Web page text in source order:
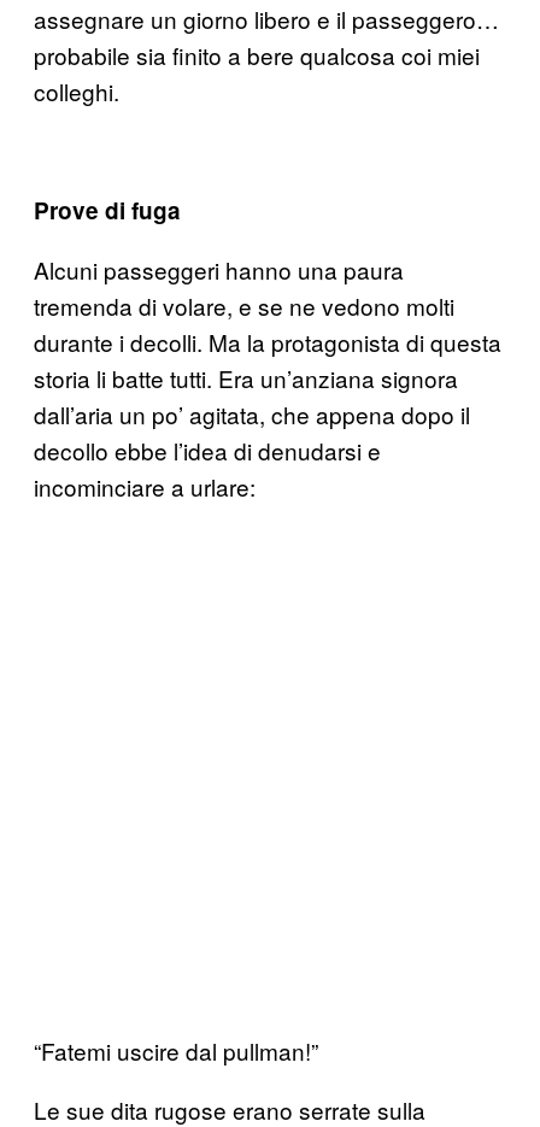
assegnare un giorno libero e il passeggero…
probabile sia finito a bere qualcosa coi miei
colleghi.
Prove di fuga
Alcuni passeggeri hanno una paura
tremenda di volare, e se ne vedono molti
durante i decolli. Ma la protagonista di questa
storia li batte tutti. Era un’anziana signora
dall’aria un po’ agitata, che appena dopo il
decollo ebbe l’idea di denudarsi e
incominciare a urlare:
“Fatemi uscire dal pullman!”
Le sue dita rugose erano serrate sulla